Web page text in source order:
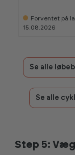
Forventet på
15.08.2026
Se alle
Se alle
Step 5: